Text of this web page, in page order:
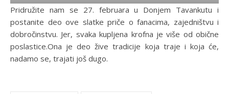
Pridružite nam se 27. februara u Donjem Tavankutu i
postanite deo ove slatke priče o fanacima, zajedništvu i
dobročinstvu. Jer, svaka kupljena krofna je više od obične
poslastice.Ona je deo žive tradicije koja traje i koja će,
nadamo se, trajati još dugo.